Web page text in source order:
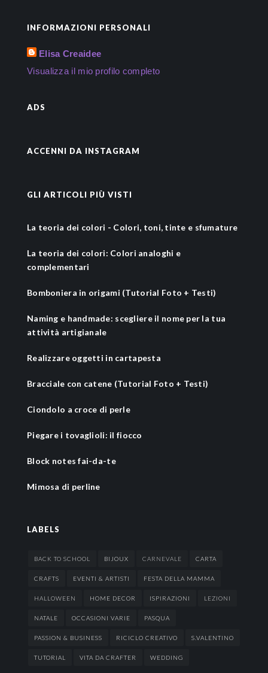
INFORMAZIONI PERSONALI
Elisa Creaidee
Visualizza il mio profilo completo
ADS
ACCENNI DA INSTAGRAM
GLI ARTICOLI PIÙ VISTI
La teoria dei colori - Colori, toni, tinte e sfumature
La teoria dei colori: Colori analoghi e
complementari
Bomboniera in origami (Tutorial Foto + Testi)
Naming e handmade: scegliere il nome per la tua
attività artigianale
Realizzare oggetti in cartapesta
Bracciale con catene (Tutorial Foto + Testi)
Ciondolo a croce di perle
Piegare i tovaglioli: il fiocco
Block notes fai-da-te
Mimosa di perline
LABELS
BACK TO SCHOOL BIJOUX CARNEVALE CARTA
CRAFTS EVENTI & ARTISTI FESTA DELLA MAMMA
HALLOWEEN HOME DECOR ISPIRAZIONI LEZIONI
NATALE OCCASIONI VARIE PASQUA
PASSION & BUSINESS RICICLO CREATIVO S.VALENTINO
TUTORIAL VITA DA CRAFTER WEDDING